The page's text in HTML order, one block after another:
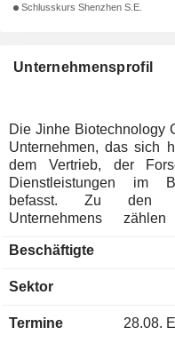
Unternehmensprofil
Die Jinhe Biotechnology
Unternehmen, das sich
dem Vertrieb, der
Dienstleistungen im
befasst. Zu den
Unternehmens zählen
landwirtschaftlicher
und Nebenprodukte
Tierimpfstoffe des
Beschäftigte
Sektor
Termine 28.08.
Schlusskurs Shenzhen S.E.